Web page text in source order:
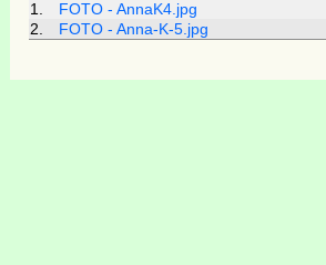
1.
FOTO - AnnaK4.jpg
2.
FOTO - Anna-K-5.jpg